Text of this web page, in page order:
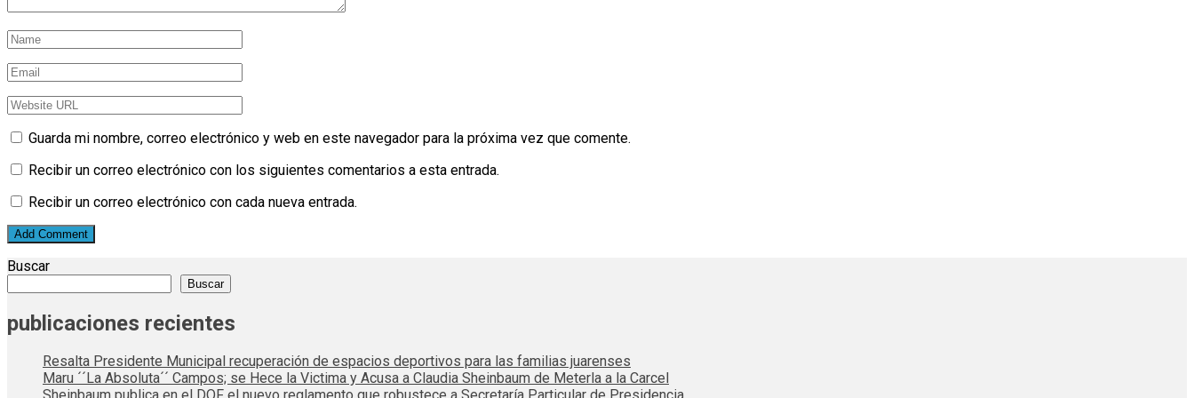
Guarda mi nombre, correo electrónico y web en este navegador para la próxima vez que comente.
Recibir un correo electrónico con los siguientes comentarios a esta entrada.
Recibir un correo electrónico con cada nueva entrada.
Buscar
Buscar
publicaciones recientes
Resalta Presidente Municipal recuperación de espacios deportivos para las familias juarenses
Maru ´´La Absoluta´´ Campos; se Hece la Victima y Acusa a Claudia Sheinbaum de Meterla a la Carcel